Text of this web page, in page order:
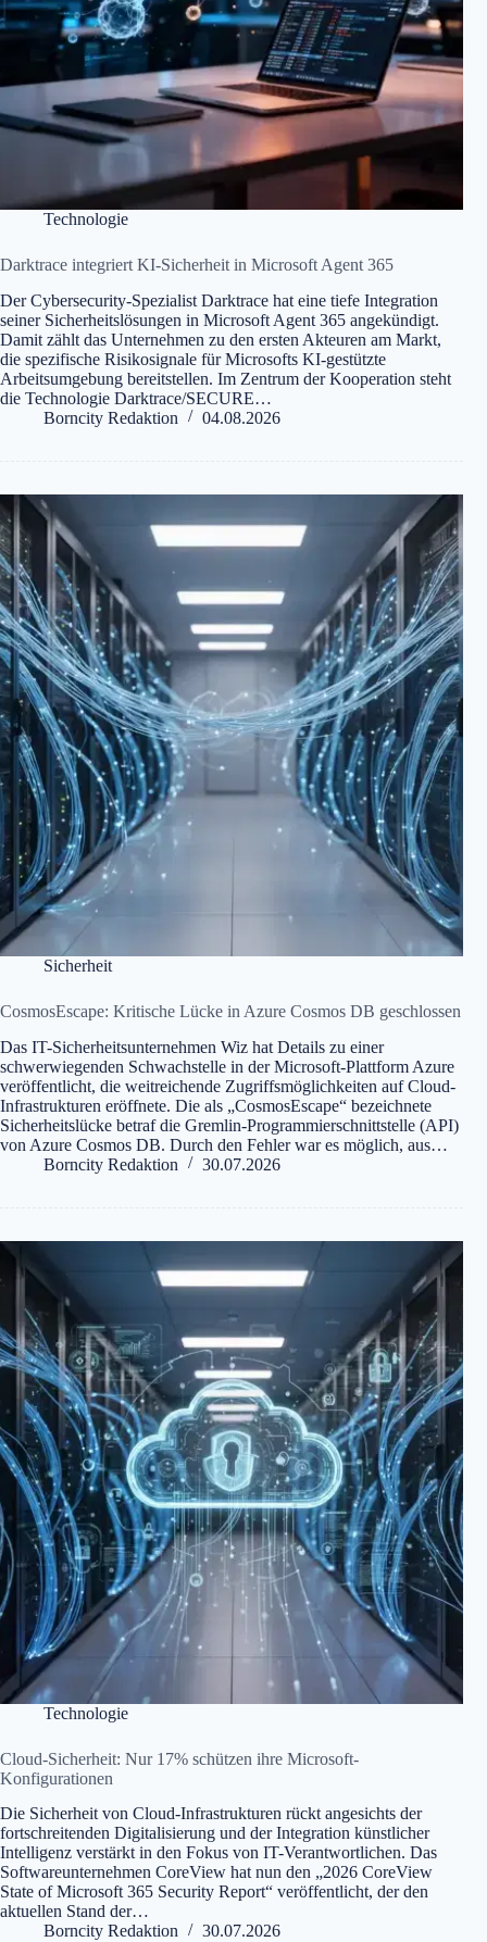
Technologie
Darktrace integriert KI-Sicherheit in Microsoft Agent 365
Der Cybersecurity-Spezialist Darktrace hat eine tiefe Integration
seiner Sicherheitslösungen in Microsoft Agent 365 angekündigt.
Damit zählt das Unternehmen zu den ersten Akteuren am Markt,
die spezifische Risikosignale für Microsofts KI-gestützte
Arbeitsumgebung bereitstellen. Im Zentrum der Kooperation steht
die Technologie Darktrace/SECURE…
Borncity Redaktion
04.08.2026
Sicherheit
CosmosEscape: Kritische Lücke in Azure Cosmos DB geschlossen
Das IT-Sicherheitsunternehmen Wiz hat Details zu einer
schwerwiegenden Schwachstelle in der Microsoft-Plattform Azure
veröffentlicht, die weitreichende Zugriffsmöglichkeiten auf Cloud-
Infrastrukturen eröffnete. Die als „CosmosEscape“ bezeichnete
Sicherheitslücke betraf die Gremlin-Programmierschnittstelle (API)
von Azure Cosmos DB. Durch den Fehler war es möglich, aus…
Borncity Redaktion
30.07.2026
Technologie
Cloud-Sicherheit: Nur 17% schützen ihre Microsoft-
Konfigurationen
Die Sicherheit von Cloud-Infrastrukturen rückt angesichts der
fortschreitenden Digitalisierung und der Integration künstlicher
Intelligenz verstärkt in den Fokus von IT-Verantwortlichen. Das
Softwareunternehmen CoreView hat nun den „2026 CoreView
State of Microsoft 365 Security Report“ veröffentlicht, der den
aktuellen Stand der…
Borncity Redaktion
30.07.2026